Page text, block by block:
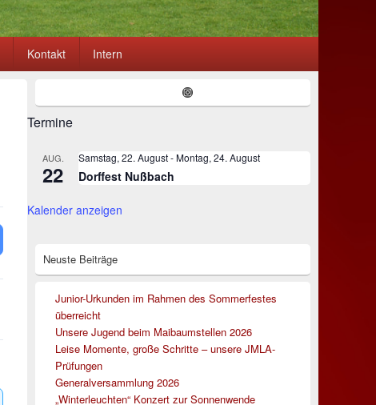
Kontakt Intern
Widgetbereich
Instagram
Termine
AUG.
22
Samstag, 22. August-Montag, 24. August
Dorffest Nußbach
Kalender anzeigen
Neuste Beiträge
Junior-Urkunden im Rahmen des Sommerfestes
überreicht
Unsere Jugend beim Maibaumstellen 2026
Leise Momente, große Schritte – unsere JMLA-
Prüfungen
Generalversammlung 2026
„Winterleuchten“ Konzert zur Sonnenwende